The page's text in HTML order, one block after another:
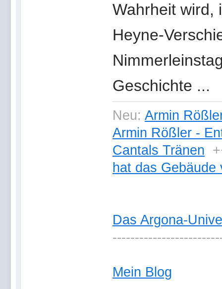
Wahrheit wird,
Heyne-
Geschichte ...
Neu: Armin
Armin Rößler -
Cantals Tränen
hat das Gebäude
Das Argona-
Mein Blog